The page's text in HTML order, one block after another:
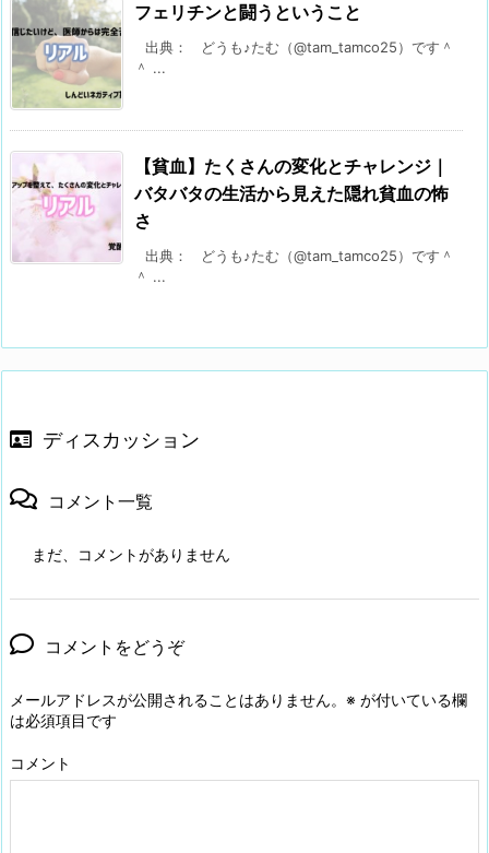
フェリチンと闘うということ
出典： どうも♪たむ（@tam_tamco25）です＾
＾ ...
【貧血】たくさんの変化とチャレンジ｜
バタバタの生活から見えた隠れ貧血の怖
さ
出典： どうも♪たむ（@tam_tamco25）です＾
＾ ...
ディスカッション
コメント一覧
まだ、コメントがありません
コメントをどうぞ
メールアドレスが公開されることはありません。 ※ が付いている欄
は必須項目です
コメント